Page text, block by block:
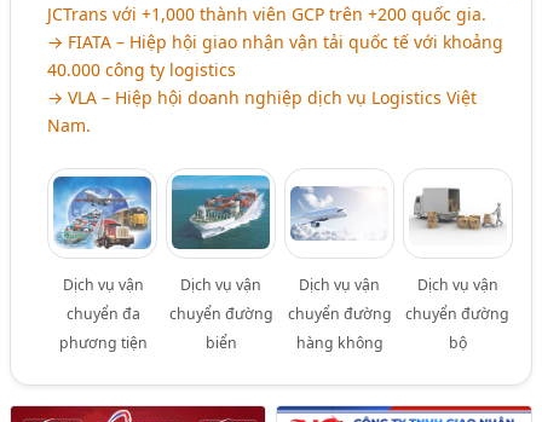
JCTrans với +1,000 thành viên GCP trên +200 quốc gia.
→ FIATA – Hiệp hội giao nhận vận tải quốc tế với khoảng
40.000 công ty logistics
→ VLA – Hiệp hội doanh nghiệp dịch vụ Logistics Việt
Nam.
Dịch vụ vận
chuyển đa
phương tiện
Dịch vụ vận
chuyển đường
biển
Dịch vụ vận
chuyển đường
hàng không
Dịch vụ vận
chuyển đường
bộ